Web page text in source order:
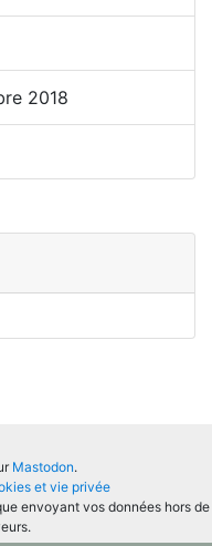
2018
Mastodon.
et vie privée
envoyant vos données hors de